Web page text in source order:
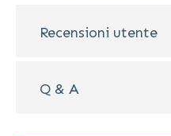
Recensioni utente
Q & A